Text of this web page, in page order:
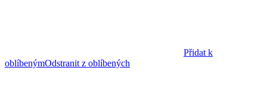
Přidat k
oblíbenýmOdstranit z oblíbených